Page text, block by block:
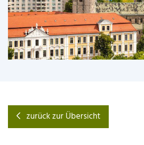
zurück zur Übersicht